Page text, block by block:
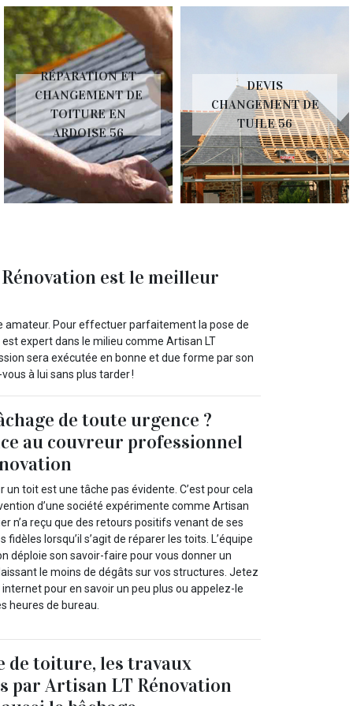
RÉPARATION ET
CHANGEMENT DE
TOITURE EN
ARDOISE 56
DEVIS
CHANGEMENT DE
TUILE 56
est le meilleur
amateur. Pour effectuer parfaitement la pose de
expert dans le milieu comme Artisan LT
sera exécutée en bonne et due forme par son
à lui sans plus tarder !
de toute urgence ?
au couvreur professionnel
un toit est une tâche pas évidente. C’est pour cela
d’une société expérimente comme Artisan
n’a reçu que des retours positifs venant de ses
fidèles lorsqu’il s’agit de réparer les toits. L’équipe
déploie son savoir-faire pour vous donner un
le moins de dégâts sur vos structures. Jetez
pour en savoir un peu plus ou appelez-le
heures de bureau.
de toiture, les travaux
par Artisan LT Rénovation